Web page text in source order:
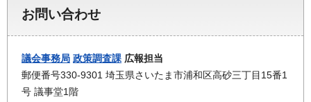
お問い合わせ
議会事務局 政策調査課 広報担当
郵便番号330-9301 埼玉県さいたま市浦和区高砂三丁目15番1
号 議事堂1階